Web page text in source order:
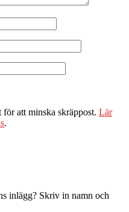
att minska skräppost. Lär
.
inlägg? Skriv in namn och